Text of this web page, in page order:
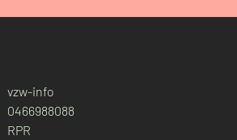
vzw-info
0466988088
RPR